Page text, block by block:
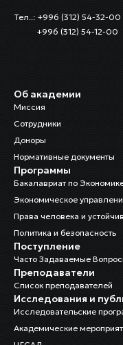
Тел..: +996 (312) 54-32-00
+996 (312) 54-12-00
Об академии
Миссия
Сотрудники
Доноры
Нормативные документы
Программы
Бакалавриат по
Экономическое
Права человека и
Политика и безопасность
Поступление
Часто Задаваемые
Преподаватели
Список преподавателей
Исследования и
Исследовательские
Академические